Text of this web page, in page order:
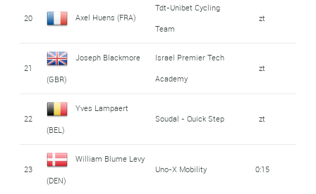
20 Axel Huens (FRA)
Tdt-Unibet Cycling
Team
zt
21
Joseph Blackmore
(GBR)
Israel Premier Tech
Academy
zt
22
Yves Lampaert
(BEL)
Soudal - Quick Step zt
23
William Blume Levy
(DEN)
Uno-X Mobility 0:15